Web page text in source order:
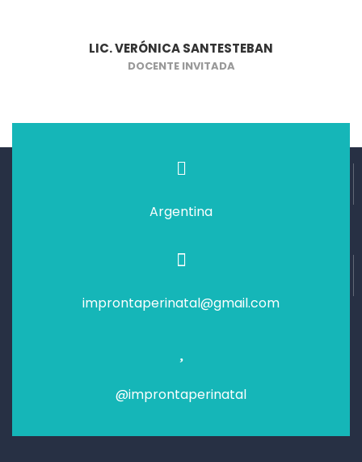
LIC. VERÓNICA SANTESTEBAN
DOCENTE INVITADA
Argentina
improntaperinatal@gmail.com
@improntaperinatal